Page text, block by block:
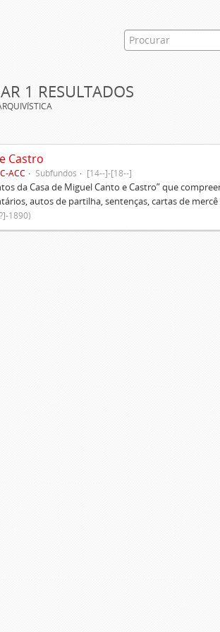
1 RESULTADOS
Castro
ACC Subfundos [14--]-[18--]
da Casa de Miguel Canto e Castro” que
autos de partilha, sentenças, cartas de
1890)